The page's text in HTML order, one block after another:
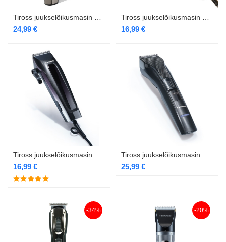
24,99 € 16,99 €
16,99 € 25,99 €
-34% -20%